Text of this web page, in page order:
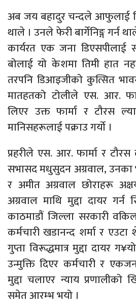
अब जय बहादुर चन्दले आफुलाई
थाले । उनले फेरी बार्गेनिङ्ग गर्न
कार्यरत एक जना डिएसपीलाई
बोलाई यो केशमा तिमी हात
तरपनि डिआइजीको कुत्सित
मातहतको टोलीले एस. आर.
लिएर उक्त फार्मा र टौरस
मानिसहरूलाई पक्राउ गर्यो ।
प्रहरीले एस. आर. फार्मा र
सभासद मधुसुदन अग्रवाल,
र अमीत अग्रवाल छोराहरू
अग्रवाल माथि मुद्दा दायर
काठमाडौं जिल्ला सरकारी
कर्मचारी खडानन्द शर्मा र
गुप्ता विरूद्धमात्र मुद्दा दायर
उन्मुक्ति दिएर कर्मचारी र
मुद्दा चलाएर न्याय प्रणालीको
समेत आरम्भ भयो ।